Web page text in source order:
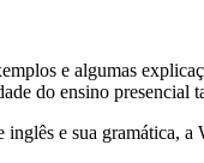
e algumas
do ensino presencial
inglês e sua gramática,